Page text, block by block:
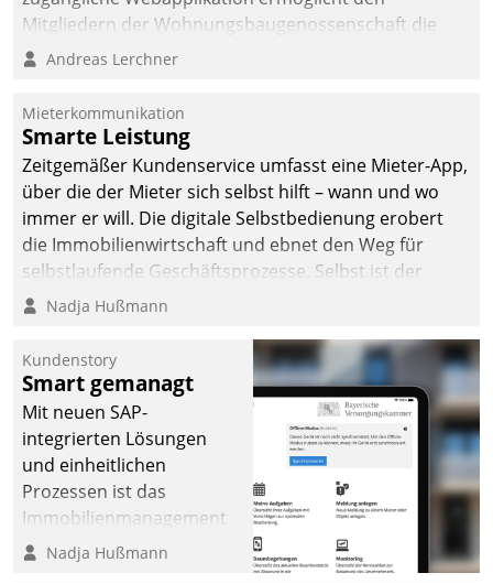
Mitgliedern der Wohnungs­bau­genossenschaft die
Kontaktaufnahme per Smartphone, Tablet oder PC.
Andreas Lerchner
Mieterkommunikation
Smarte Leistung
Zeitgemäßer Kundenservice umfasst eine Mieter-App,
über die der Mieter sich selbst hilft – wann und wo
immer er will. Die digitale Selbstbedienung erobert
die Immobilienwirtschaft und ebnet den Weg für
selbstlaufende Geschäftsprozesse. Selbst ist der
Kunde und smart der Serviceanbieter.
Nadja Hußmann
Kundenstory
Smart gemanagt
Mit neuen SAP-
integrierten Lösungen
und einheitlichen
Prozessen ist das
Immobilienmanagement
der Bayerischen
Nadja Hußmann